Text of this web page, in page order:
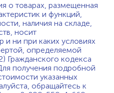
о товарах, размещенная
и функций,
наличия на складе,
носит
ни при каких условиях
определяемой
Гражданского кодекса
получения подробной
указанных
обращайтесь к